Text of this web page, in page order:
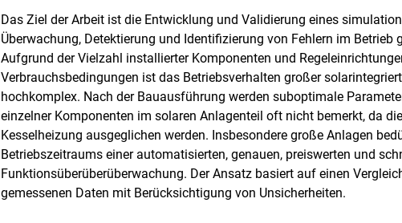
Das Ziel der Arbeit ist die Entwicklung und Validierung eines
Überwachung, Detektierung und Identifizierung von Fehlern im Betrieb
Aufgrund der Vielzahl installierter Komponenten und
Verbrauchsbedingungen ist das Betriebsverhalten großer
hochkomplex. Nach der Bauausführung werden suboptimale
einzelner Komponenten im solaren Anlagenteil oft nicht bemerkt, da
Kesselheizung ausgeglichen werden. Insbesondere große Anlagen
Betriebszeitraums einer automatisierten, genauen, preiswerten und
Funktionsüberüberüberwachung. Der Ansatz basiert auf einen
gemessenen Daten mit Berücksichtigung von Unsicherheiten.